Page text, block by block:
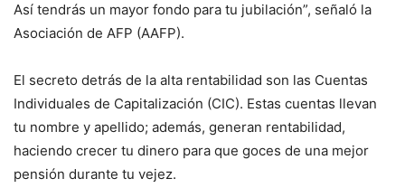
Así tendrás un mayor fondo para tu jubilación”, señaló la
Asociación de AFP (AAFP).
El secreto detrás de la alta rentabilidad son las Cuentas
Individuales de Capitalización (CIC). Estas cuentas llevan
tu nombre y apellido; además, generan rentabilidad,
haciendo crecer tu dinero para que goces de una mejor
pensión durante tu vejez.